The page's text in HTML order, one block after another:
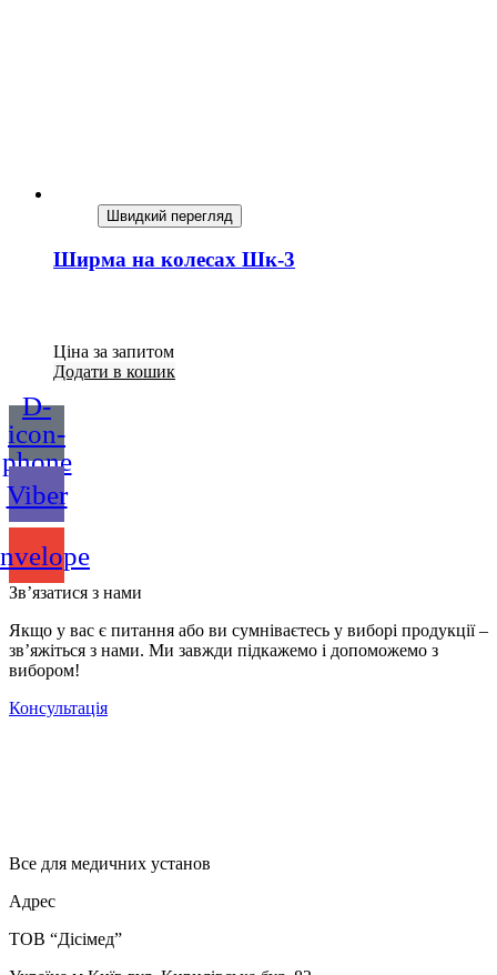
Швидкий перегляд
Ширма на колесах Шк-3
Ціна за запитом
Додати в кошик
D-
icon-
phone
Viber
Зв’язатися з нами
Якщо у вас є питання або ви сумніваєтесь у виборі продукції –
зв’яжіться з нами. Ми завжди підкажемо і допоможемо з
вибором!
Консультація
Все для медичних установ
Адрес
ТОВ “Дісімед”